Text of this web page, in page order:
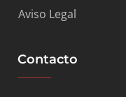
Aviso Legal
Contacto